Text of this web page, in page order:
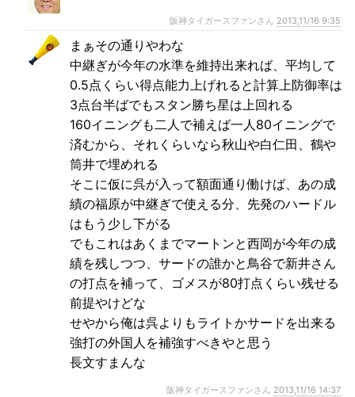
阪神タイガースファンさん 2013,11/16 9:35
まぁその通りやわな
中継ぎが今年の水準を維持出来れば、平均して
0.5点くらい得点能力上げれると計算上防御率は
3点台半ばでもスタン勝ち星は上回れる
160イニングも二人で補えば一人80イニングで
済むから、それくらいなら秋山や白仁田、鶴や
筒井で埋めれる
そこに仮に呉が入って額面通り働けば、あの成
績の福原が中継ぎで使える分、先発のハードル
はもう少し下がる
でもこれはあくまでマートンと西岡が今年の成
績を残しつつ、サードの誰かと鳥谷で新井さん
の打点を補って、ゴメスが80打点くらい残せる
前提やけどな
せやから俺は呉よりもライトかサードを出来る
強打の外国人を補強すべきやと思う
長文すまんな
阪神タイガースファンさん 2013,11/16 14:37